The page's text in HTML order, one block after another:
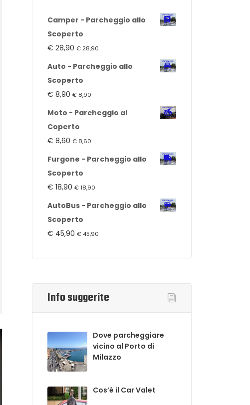
Camper - Parcheggio allo
Scoperto
€ 28,90 € 28,90
Auto - Parcheggio allo
Scoperto
€ 8,90 € 8,90
Moto - Parcheggio al
Coperto
€ 8,60 € 8,60
Furgone - Parcheggio allo
Scoperto
€ 18,90 €18,90
AutoBus - Parcheggio allo
Scoperto
€ 45,90 € 45,90
Info suggerite
Dove parcheggiare
vicino al Porto di
Milazzo
Cos’è il Car Valet